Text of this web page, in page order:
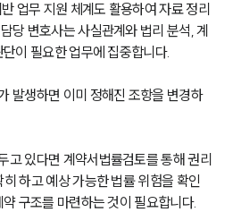
법률상담예약
법률상담예약
업무 지원 체계도 활용하여 자료 정리
당 변호사는 사실관계와 법리 분석, 계
이 필요한 업무에 집중합니다.
발생하면 이미 정해진 조항을 변경하
고 있다면 계약서법률검토를 통해 권리
하고 예상 가능한 법률 위험을 확인
구조를 마련하는 것이 필요합니다.